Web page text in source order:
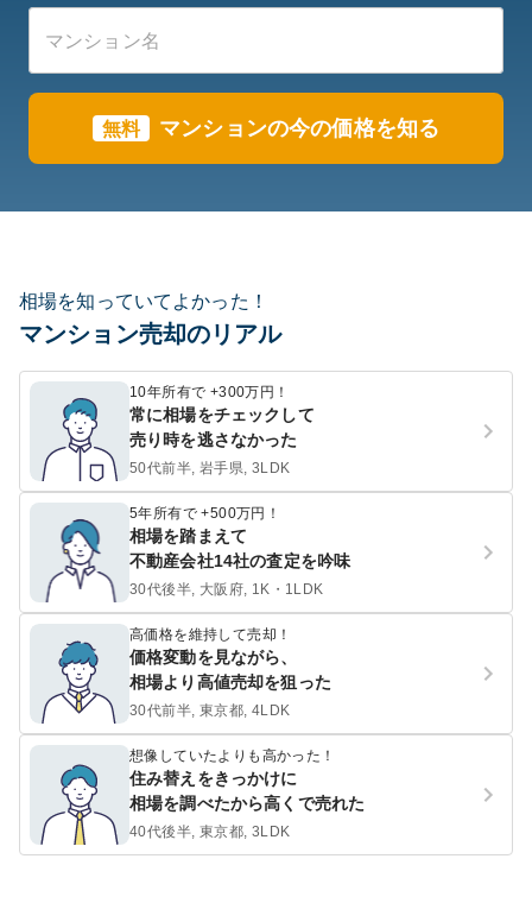
無料 マンションの今の価格を知る
相場を知っていてよかった！
マンション売却のリアル
10年所有で +300万円！
常に相場をチェックして
売り時を逃さなかった
50代前半, 岩手県, 3LDK
5年所有で +500万円！
相場を踏まえて
不動産会社14社の査定を吟味
30代後半, 大阪府, 1K・1LDK
高価格を維持して売却！
価格変動を見ながら、
相場より高値売却を狙った
30代前半, 東京都, 4LDK
想像していたよりも高かった！
住み替えをきっかけに
相場を調べたから高くで売れた
40代後半, 東京都, 3LDK